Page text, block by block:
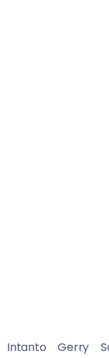
Intanto Gerry